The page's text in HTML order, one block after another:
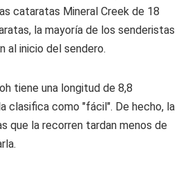
cataratas Mineral Creek de 18
la mayoría de los senderistas
al inicio del sendero.
tiene una longitud de 8,8
clasifica como "fácil". De hecho, la
que la recorren tardan menos de